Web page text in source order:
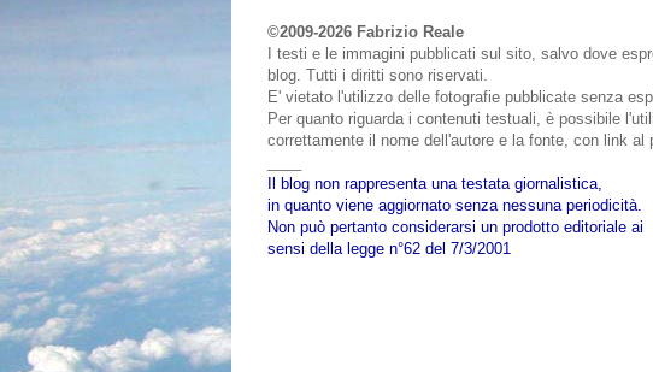
©2009-2026 Fabrizio Reale
I testi e le immagini pubblicati sul sito, salvo dove
blog. Tutti i diritti sono riservati.
E' vietato l'utilizzo delle fotografie pubblicate senza
Per quanto riguarda i contenuti testuali, è possibile
correttamente il nome dell'autore e la fonte, con link al
Il blog non rappresenta una testata giornalistica,
in quanto viene aggiornato senza nessuna periodicità.
Non può pertanto considerarsi un prodotto editoriale ai
sensi della legge n°62 del 7/3/2001